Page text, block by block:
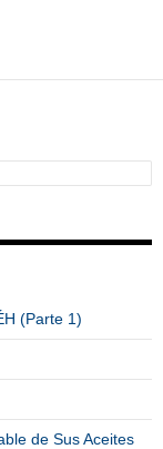
(Parte 1)
de Sus Aceites